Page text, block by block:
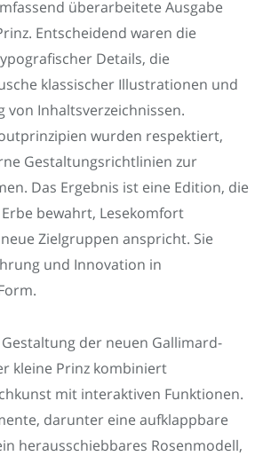
überarbeitete Ausgabe
Entscheidend waren die
Details, die
klassischer Illustrationen und
von Inhaltsverzeichnissen.
wurden respektiert,
Gestaltungsrichtlinien zur
Das Ergebnis ist eine Edition, die
bewahrt, Lesekomfort
Zielgruppen anspricht. Sie
und Innovation in
der neuen Gallimard-
kleine Prinz kombiniert
mit interaktiven Funktionen.
darunter eine aufklappbare
herausschiebbares Rosenmodell,